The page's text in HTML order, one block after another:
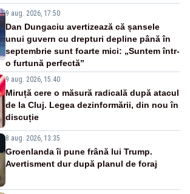
9 aug. 2026, 17:50
Dan Dungaciu avertizează că șansele
unui guvern cu drepturi depline până în
septembrie sunt foarte mici: „Suntem într-
o furtună perfectă”
9 aug. 2026, 15:40
Miruță cere o măsură radicală după atacul
de la Cluj. Legea dezinformării, din nou în
discuție
8 aug. 2026, 13:35
Groenlanda îi pune frână lui Trump.
Avertisment dur după planul de foraj